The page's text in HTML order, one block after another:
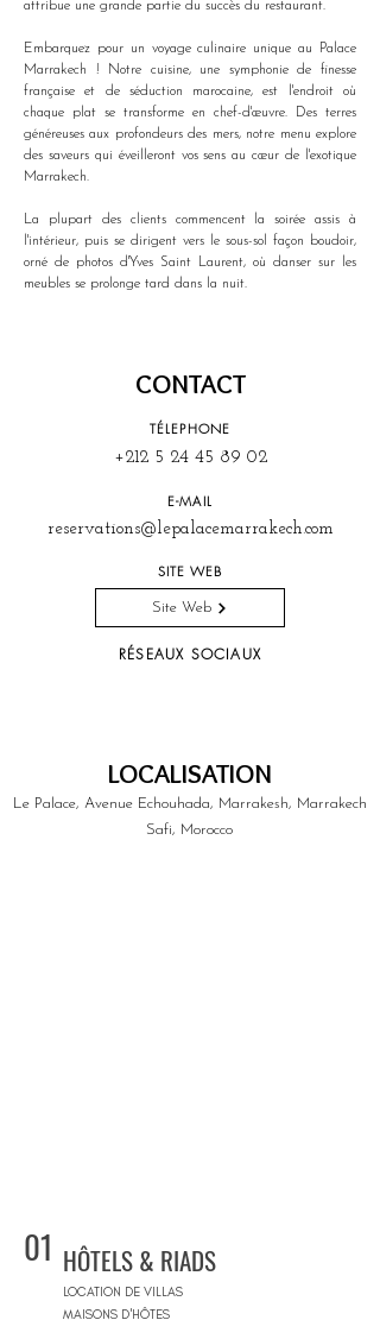
attribue une grande partie du succès du restaurant.
Embarquez pour un voyage culinaire unique au Palace
Marrakech ! Notre cuisine, une symphonie de finesse
française et de séduction marocaine, est l'endroit où
chaque plat se transforme en chef-d'œuvre. Des terres
généreuses aux profondeurs des mers, notre menu explore
des saveurs qui éveilleront vos sens au cœur de l'exotique
Marrakech.
La plupart des clients commencent la soirée assis à
l'intérieur, puis se dirigent vers le sous-sol façon boudoir,
orné de photos d'Yves Saint Laurent, où danser sur les
meubles se prolonge tard dans la nuit.
TÉLEPHONE
+212 5 24 45 89 02
E-MAIL
reservations@lepalacemarrakech.com
SITE WEB
Site Web
RÉSEAUX SOCIAUX
CONTACT
LOCALISATION
Le Palace, Avenue Echouhada, Marrakesh, Marrakech
Safi, Morocco
01 HÔTELS & RIADS
LOCATION DE VILLAS
MAISONS D'HÔTES